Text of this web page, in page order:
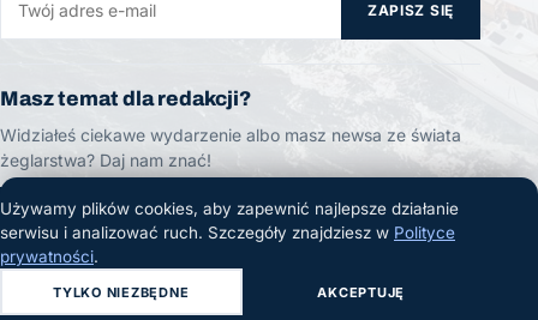
ZAPISZ SIĘ
Masz temat dla redakcji?
Widziałeś ciekawe wydarzenie albo masz newsa ze świata
żeglarstwa? Daj nam znać!
ZGŁOŚ TEMAT
© 2026 Żeglarski.info. Wszelkie prawa zastrzeżone.
Używamy plików cookies, aby zapewnić najlepsze działanie
serwisu i analizować ruch. Szczegóły znajdziesz w Polityce
prywatności.
TYLKO NIEZBĘDNE AKCEPTUJĘ